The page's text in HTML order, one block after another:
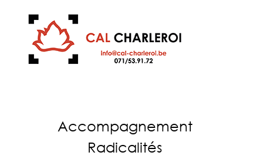
Accompagnement
Radicalités